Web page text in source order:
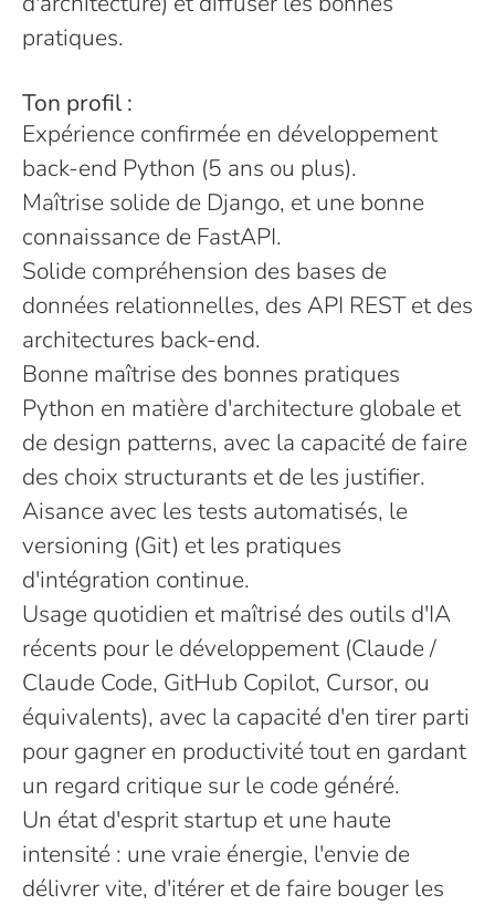
pratiques.
Ton profil :
Expérience confirmée en développement
back-end Python (5 ans ou plus).
Maîtrise solide de Django, et une bonne
connaissance de FastAPI.
Solide compréhension des bases de
données relationnelles, des API REST et des
architectures back-end.
Bonne maîtrise des bonnes pratiques
Python en matière d'architecture globale et
de design patterns, avec la capacité de faire
des choix structurants et de les justifier.
Aisance avec les tests automatisés, le
versioning (Git) et les pratiques
d'intégration continue.
Usage quotidien et maîtrisé des outils d'IA
récents pour le développement (Claude /
Claude Code, GitHub Copilot, Cursor, ou
équivalents), avec la capacité d'en tirer parti
pour gagner en productivité tout en gardant
un regard critique sur le code généré.
Un état d'esprit startup et une haute
intensité : une vraie énergie, l'envie de
délivrer vite, d'itérer et de faire bouger les